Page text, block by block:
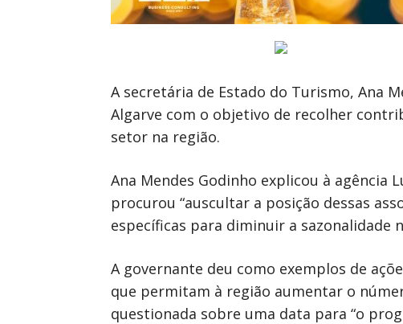
A secretária de Estado do Turismo, Ana
Algarve com o objetivo de recolher
setor na região.
Ana Mendes Godinho explicou à agência
procurou “auscultar a posição dessas
específicas para diminuir a sazonalidade
A governante deu como exemplos de
que permitam à região aumentar o
questionada sobre uma data para “o